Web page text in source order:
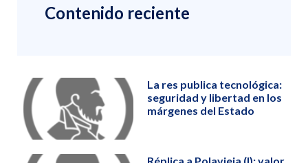
Contenido reciente
La res publica tecnológica:
seguridad y libertad en los
márgenes del Estado